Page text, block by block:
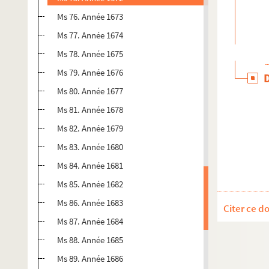
Ms 76. Année 1673
Ms 77. Année 1674
Ms 78. Année 1675
Ms 79. Année 1676
Ms 80. Année 1677
Ms 81. Année 1678
Ms 82. Année 1679
Ms 83. Année 1680
Ms 84. Année 1681
Ms 85. Année 1682
Ms 86. Année 1683
Ms 87. Année 1684
Ms 88. Année 1685
Ms 89. Année 1686
Citer ce